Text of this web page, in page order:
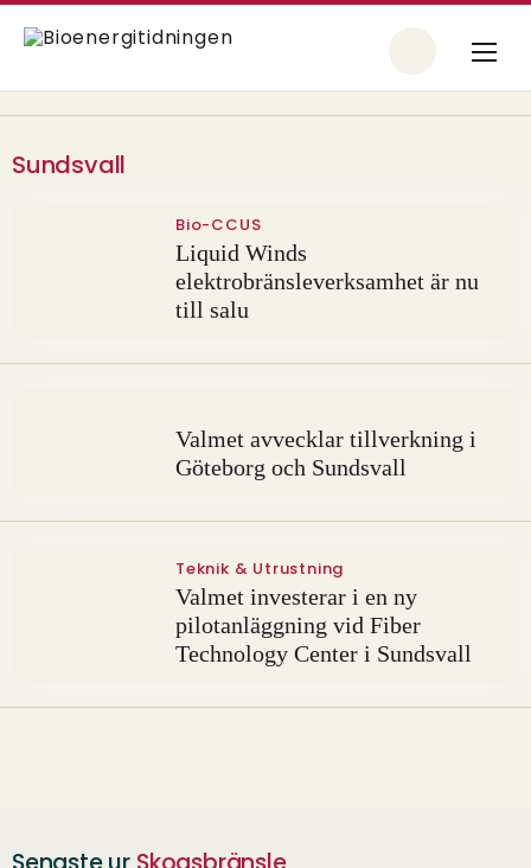
Sundsvall
Bio-CCUS
Liquid Winds
elektrobränsleverksamhet är nu
till salu
Valmet avvecklar tillverkning i
Göteborg och Sundsvall
Teknik & Utrustning
Valmet investerar i en ny
pilotanläggning vid Fiber
Technology Center i Sundsvall